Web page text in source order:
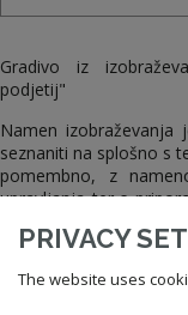
Gradivo iz
podjetij"
Namen izobraževanja
seznaniti na splošno s
pomembno, z
upravljanja ter s
kapitalsko udeležbo
podjetjih.
PRIVACY
The website uses